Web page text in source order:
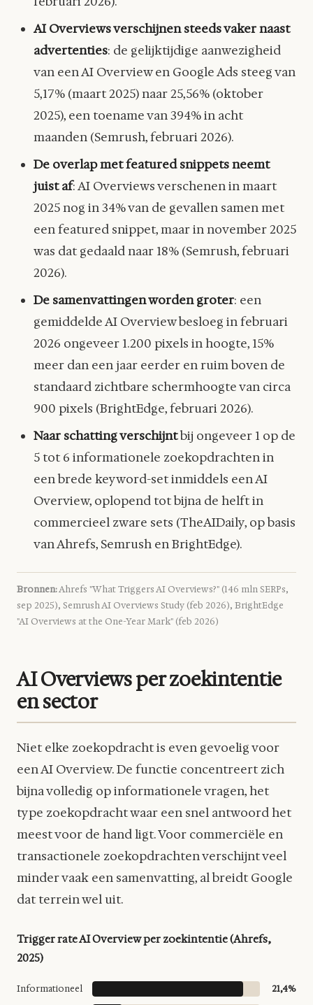
AI Overviews verschijnen steeds vaker naast
advertenties: de gelijktijdige aanwezigheid
van een AI Overview en Google Ads steeg van
5,17% (maart 2025) naar 25,56% (oktober
2025), een toename van 394% in acht
maanden (Semrush, februari 2026).
De overlap met featured snippets neemt
juist af: AI Overviews verschenen in maart
2025 nog in 34% van de gevallen samen met
een featured snippet, maar in november 2025
was dat gedaald naar 18% (Semrush, februari
2026).
De samenvattingen worden groter: een
gemiddelde AI Overview besloeg in februari
2026 ongeveer 1.200 pixels in hoogte, 15%
meer dan een jaar eerder en ruim boven de
standaard zichtbare schermhoogte van circa
900 pixels (BrightEdge, februari 2026).
Naar schatting verschijntbij ongeveer 1 op de
5 tot 6 informationele zoekopdrachten in
een brede keyword-set inmiddels een AI
Overview, oplopend tot bijna de helft in
commercieel zware sets (TheAIDaily, op basis
van Ahrefs, Semrush en BrightEdge).
Bronnen:Ahrefs "What Triggers AI Overviews?" (146 mln SERPs,
sep 2025), Semrush AI Overviews Study (feb 2026), BrightEdge
"AI Overviews at the One-Year Mark" (feb 2026)
AI Overviews per zoekintentie
en sector
Niet elke zoekopdracht is even gevoelig voor
een AI Overview. De functie concentreert zich
bijna volledig op informationele vragen, het
type zoekopdracht waar een snel antwoord het
meest voor de hand ligt. Voor commerciële en
transactionele zoekopdrachten verschijnt veel
minder vaak een samenvatting, al breidt Google
dat terrein wel uit.
Trigger rate AI Overview per zoekintentie (Ahrefs,
2025)
Informationeel
21,4%